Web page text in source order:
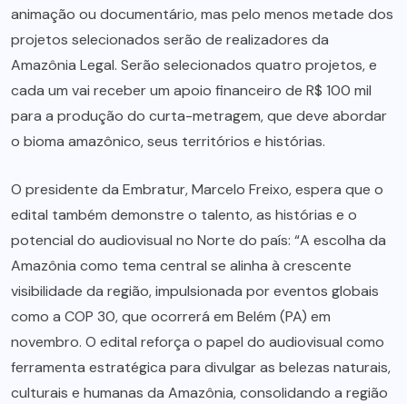
animação ou documentário, mas pelo menos metade dos
projetos selecionados serão de realizadores da
Amazônia Legal. Serão selecionados quatro projetos, e
cada um vai receber um apoio financeiro de R$ 100 mil
para a produção do curta-metragem, que deve abordar
o bioma amazônico, seus territórios e histórias.
O presidente da Embratur, Marcelo Freixo, espera que o
edital também demonstre o talento, as histórias e o
potencial do audiovisual no Norte do país: “A escolha da
Amazônia como tema central se alinha à crescente
visibilidade da região, impulsionada por eventos globais
como a COP 30, que ocorrerá em Belém (PA) em
novembro. O edital reforça o papel do audiovisual como
ferramenta estratégica para divulgar as belezas naturais,
culturais e humanas da Amazônia, consolidando a região